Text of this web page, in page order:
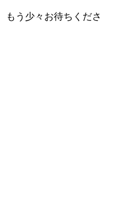
もう少々お待ちくださ